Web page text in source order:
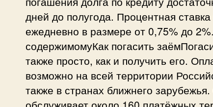
дней до полугода. Процентная
ежедневно в размере от 0,75% до
содержимомуКак погасить
также просто, как и получить его.
возможно на всей территории
также в странах ближнего